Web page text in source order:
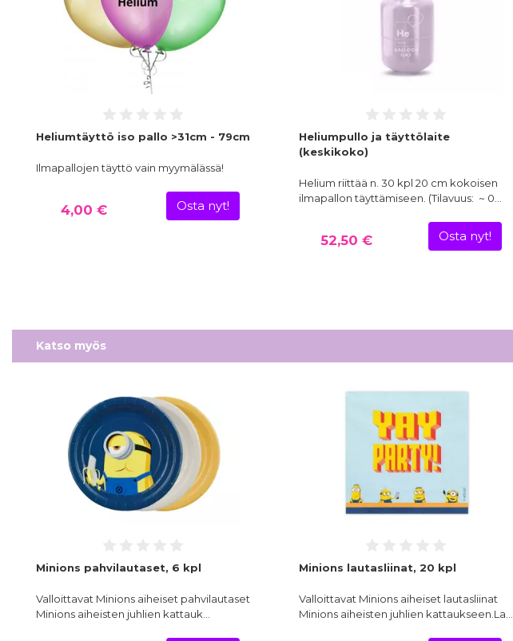
Heliumtäyttö iso pallo >31cm - 79cm
Ilmapallojen täyttö vain myymälässä!
4,00 € Osta nyt!
Heliumpullo ja täyttölaite
(keskikoko)
Helium riittää n. 30 kpl 20 cm kokoisen
ilmapallon täyttämiseen. (Tilavuus: ~ 0…
52,50 € Osta nyt!
Katso myös
Minions pahvilautaset, 6 kpl
Valloittavat Minions aiheiset pahvilautaset
Minions aiheisten juhlien kattauk…
Minions lautasliinat, 20 kpl
Valloittavat Minions aiheiset lautasliinat
Minions aiheisten juhlien kattaukseen.La…